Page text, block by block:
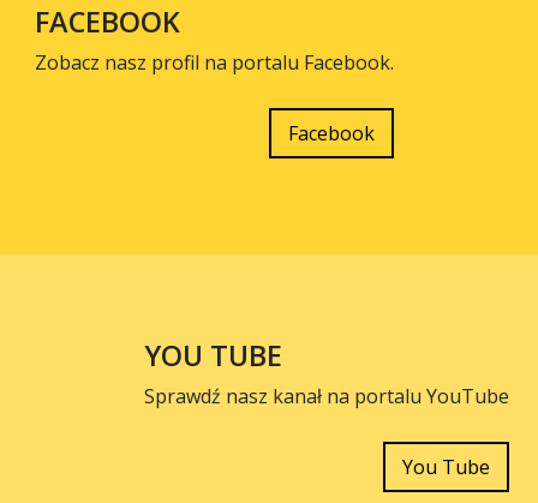
FACEBOOK
Zobacz nasz profil na portalu Facebook.
Facebook
YOU TUBE
Sprawdź nasz kanał na portalu YouTube
You Tube